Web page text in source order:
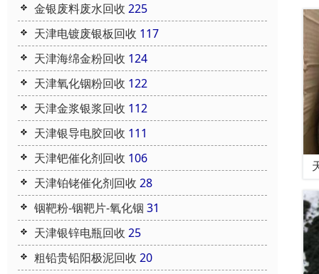
金银废料废水回收 225
天津电镀废银板回收 117
天津海绵金粉回收 124
天津氧化铟粉回收 122
天津金浆银浆回收 112
天津银导电胶回收 111
天津钯催化剂回收 106
天津铂铑催化剂回收 28
铟靶粉-铟靶片-氧化铟 31
天津银锌电瓶回收 25
粗铅贵铅阳极泥回收 20